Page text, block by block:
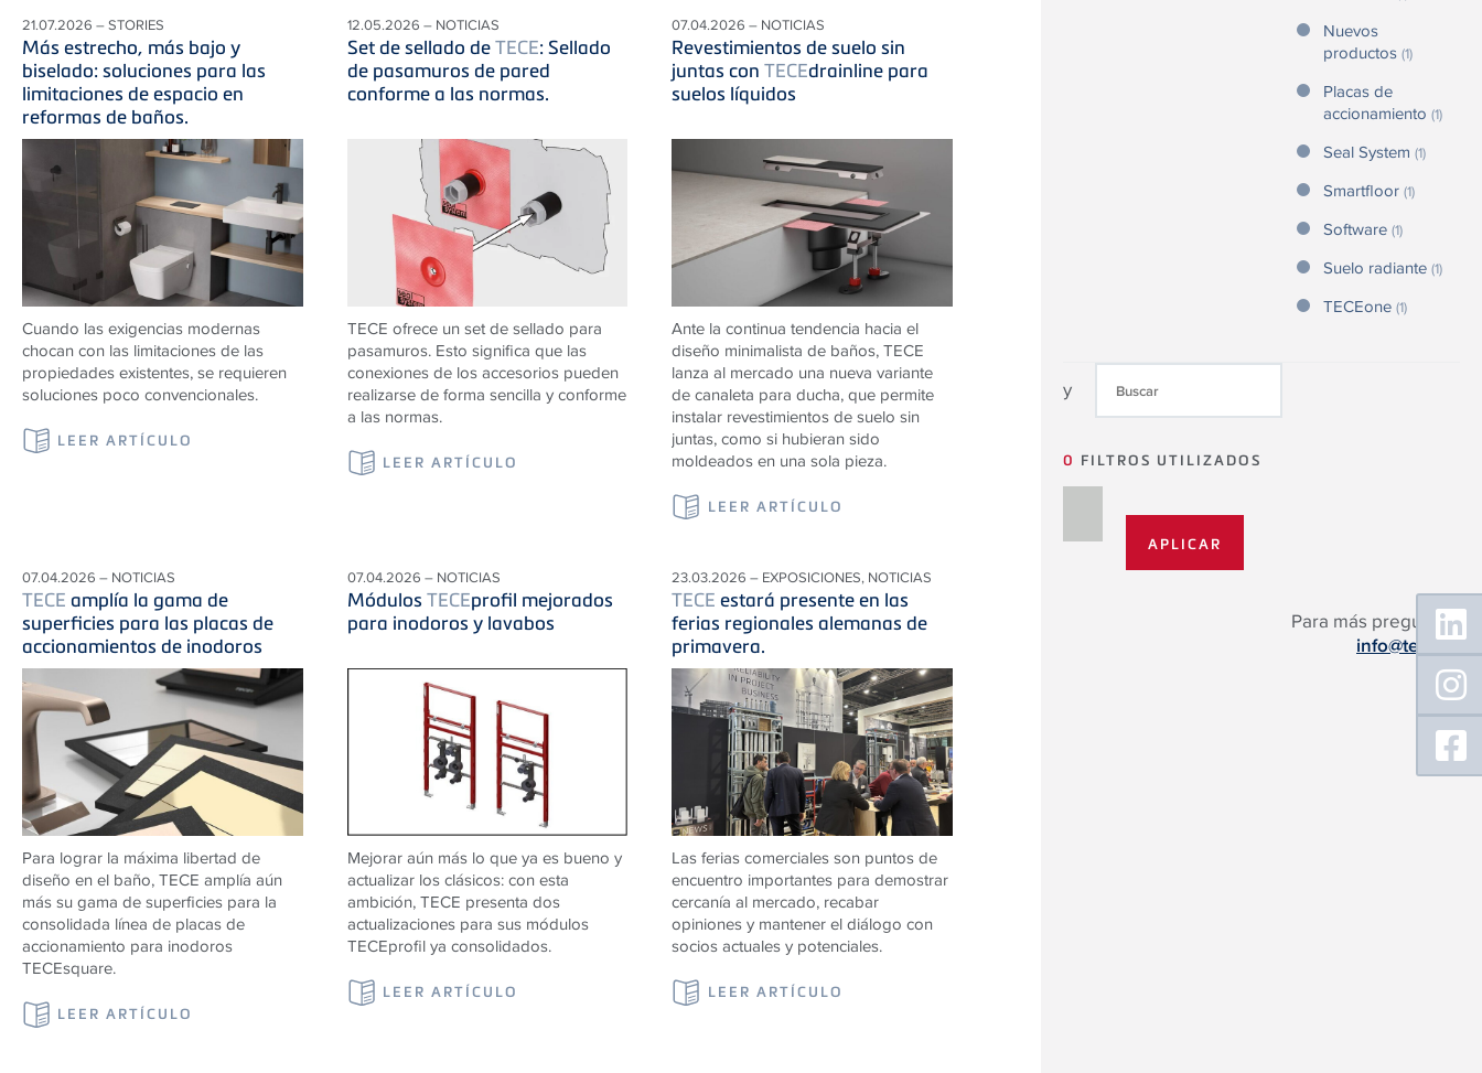
Nuevos
productos (1)
Placas de
accionamiento (1)
Seal System (1)
Smartfloor (1)
Software (1)
Suelo radiante (1)
TECEone (1)
y
0 FILTROS UTILIZADOS
Para más preguntas:
info@tece.es
21.07.2026 – STORIES
Más estrecho, más bajo y
biselado: soluciones para las
limitaciones de espacio en
reformas de baños.
Cuando las exigencias modernas
chocan con las limitaciones de las
propiedades existentes, se requieren
soluciones poco convencionales.
LEER ARTÍCULO
12.05.2026 – NOTICIAS
Set de sellado deTECE: Sellado
de pasamuros de pared
conforme a las normas.
TECE ofrece un set de sellado para
pasamuros. Esto significa que las
conexiones de los accesorios pueden
realizarse de forma sencilla y conforme
a las normas.
LEER ARTÍCULO
07.04.2026 – NOTICIAS
Revestimientos de suelo sin
juntas conTECEdrainline para
suelos líquidos
Ante la continua tendencia hacia el
diseño minimalista de baños, TECE
lanza al mercado una nueva variante
de canaleta para ducha, que permite
instalar revestimientos de suelo sin
juntas, como si hubieran sido
moldeados en una sola pieza.
LEER ARTÍCULO
07.04.2026 – NOTICIAS
TECE amplía la gama de
superficies para las placas de
accionamientos de inodoros
Para lograr la máxima libertad de
diseño en el baño, TECE amplía aún
más su gama de superficies para la
consolidada línea de placas de
accionamiento para inodoros
TECEsquare.
LEER ARTÍCULO
07.04.2026 – NOTICIAS
Módulos TECEprofil mejorados
para inodoros y lavabos
Mejorar aún más lo que ya es bueno y
actualizar los clásicos: con esta
ambición, TECE presenta dos
actualizaciones para sus módulos
TECEprofil ya consolidados.
LEER ARTÍCULO
23.03.2026 – EXPOSICIONES, NOTICIAS
TECE estará presente en las
ferias regionales alemanas de
primavera.
Las ferias comerciales son puntos de
encuentro importantes para demostrar
cercanía al mercado, recabar
opiniones y mantener el diálogo con
socios actuales y potenciales.
LEER ARTÍCULO
Floating
Sidebar